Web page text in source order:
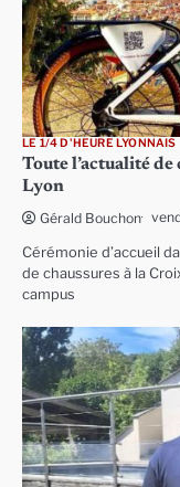
LE 1/4 D'HEURE LYONNAIS
Toute l’actualité
Lyon
Gérald Bouchon
Cérémonie d’accueil
de chaussures à la
campus